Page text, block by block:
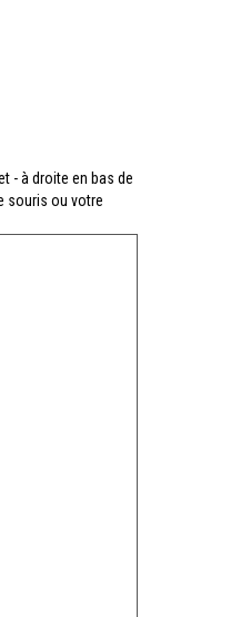
- à droite en bas de
souris ou votre